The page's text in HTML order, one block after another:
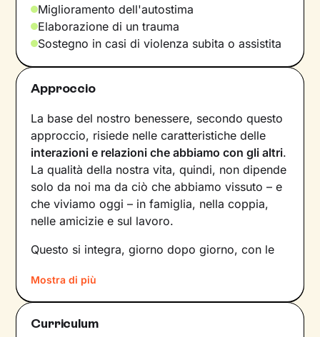
Miglioramento dell'autostima
Elaborazione di un trauma
Sostegno in casi di violenza subita o assistita
Approccio
La base del nostro benessere, secondo questo
approccio, risiede nelle caratteristiche delle
interazioni e relazioni che abbiamo con gli altri.
La qualità della nostra vita, quindi, non dipende
solo da noi ma da ciò che abbiamo vissuto – e
che viviamo oggi – in famiglia, nella coppia,
nelle amicizie e sul lavoro.
Questo si integra, giorno dopo giorno, con le
influire sulle
comportamentiche mettiamo in atto e sul
modo in cui
Mostra di più
Curriculum